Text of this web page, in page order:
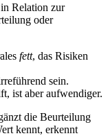
Relation zur
oder
fett, das Risiken
sein.
ist aber aufwendiger.
die Beurteilung
kennt, erkennt